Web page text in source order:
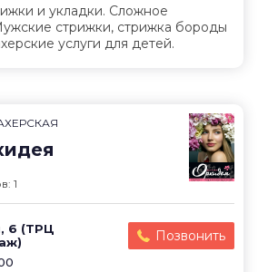
и укладки. Сложное
стрижки, стрижка бороды
услуги для детей.
1
6 (ТРЦ
Позвонить